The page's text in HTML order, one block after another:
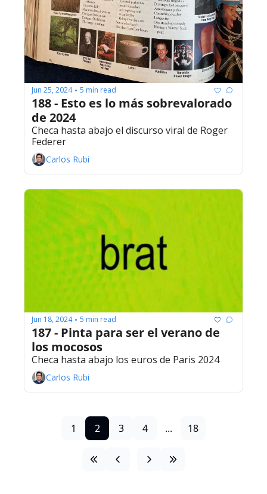
Jun 25, 2024 • 5 min read
188 - Esto es lo más sobrevalorado
de 2024
Checa hasta abajo el discurso viral de Roger
Federer
Carlos Rubi
Jun 18, 2024 • 5 min read
187 - Pinta para ser el verano de
los mocosos
Checa hasta abajo los euros de Paris 2024
Carlos Rubi
1 2 3 4 ... 18